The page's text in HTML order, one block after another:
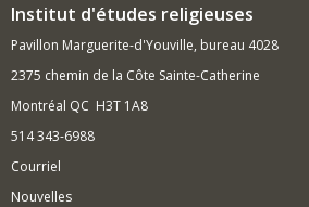
Institut d'études religieuses
Pavillon Marguerite-d'Youville, bureau 4028
2375 chemin de la Côte Sainte-Catherine
Montréal QC H3T 1A8
514 343-6988
Courriel
Nouvelles